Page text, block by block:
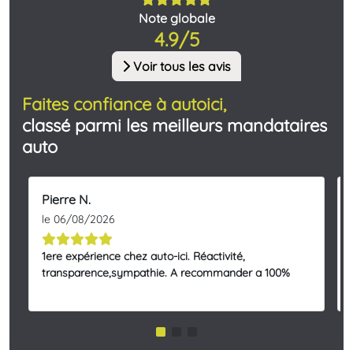
Note globale
4.9/5
Voir tous les avis
Faites confiance à autoici,
classé parmi les meilleurs mandataires
auto
Pierre N.
le 06/08/2026
1ere expérience chez auto-ici. Réactivité,
transparence,sympathie. A recommander a 100%